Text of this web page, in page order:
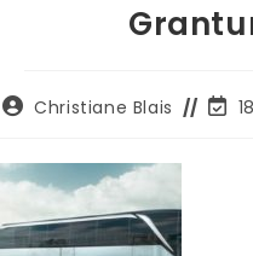
AutoreChristiane Blais